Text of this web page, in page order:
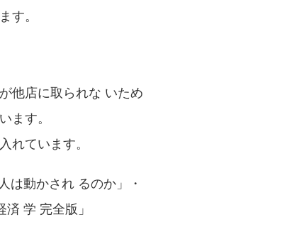
す。
他店に取られな いため
ます。
れています。
は動かされ るのか」・
学 完全版」